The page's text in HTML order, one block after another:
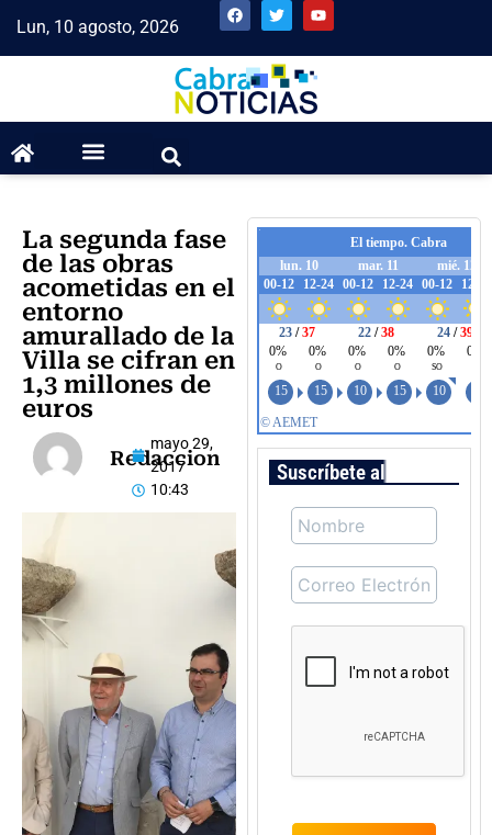
Lun, 10 agosto, 2026
La segunda fase
de las obras
acometidas en el
entorno
amurallado de la
Villa se cifran en
1,3 millones de
euros
Redaccion
mayo 29,
2017
10:43
Suscríbete al boletín